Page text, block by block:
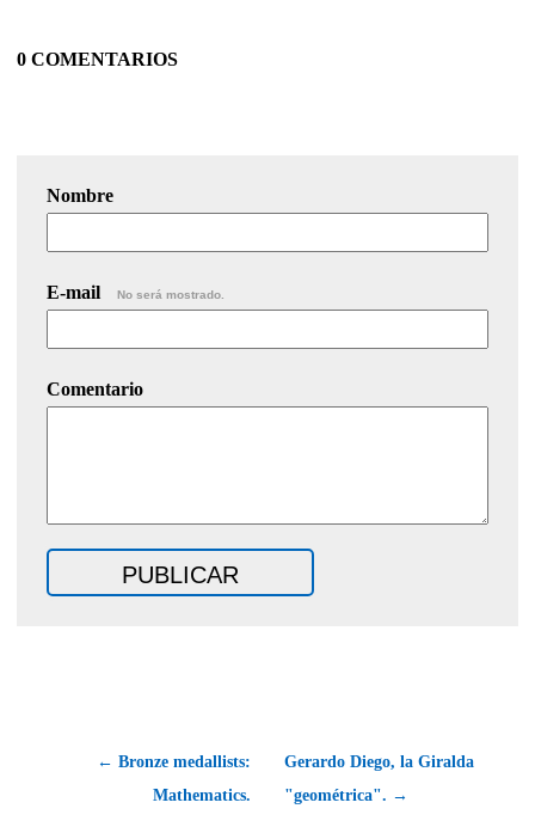
0 COMENTARIOS
Nombre
E-mail No será mostrado.
Comentario
← Bronze medallists:
Mathematics.
Gerardo Diego, la Giralda
"geométrica". →